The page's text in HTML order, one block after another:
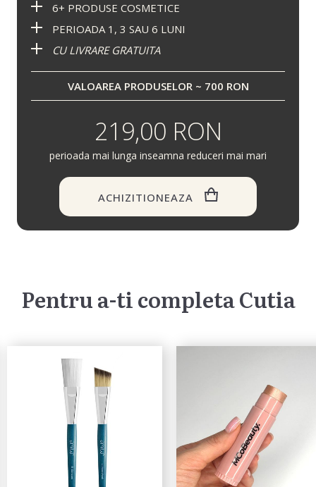
6+ PRODUSE COSMETICE
PERIOADA 1, 3 SAU 6 LUNI
CU LIVRARE GRATUITA
VALOAREA PRODUSELOR ~ 700 RON
219,00 RON
perioada mai lunga inseamna reduceri mai mari
ACHIZITIONEAZA
Pentru a-ti completa Cutia